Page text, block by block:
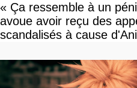
« Ça ressemble à un
avoue avoir reçu des
scandalisés à cause